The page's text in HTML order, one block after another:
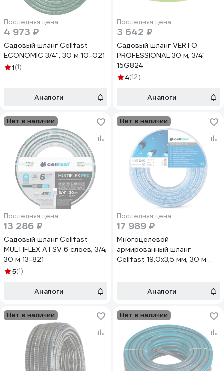
Последняя цена
4 973 ₽
Садовый шланг Cellfast
ECONOMIC 3/4'', 30 м 10-021
1(1)
Аналоги
Последняя цена
3 642 ₽
Садовый шланг VERTO
PROFESSIONAL 30 м, 3/4"
15G824
4(12)
Аналоги
Нет в наличии
Последняя цена
13 286 ₽
Садовый шланг Cellfast
MULTIFLEX ATSV 6 слоев, 3/4,
30 м 13-821
5(1)
Аналоги
Нет в наличии
Последняя цена
17 989 ₽
Многоцелевой
армированный шланг
Cellfast 19,0x3,5 мм, 30 м
Аналоги
Нет в наличии Нет в наличии